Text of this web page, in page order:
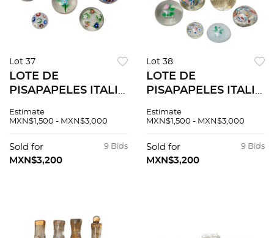
Lot 37
LOTE DE
PISAPAPELES ITALIA
Elaborados en cristal
millefiore Diseños
esféricos Medidas
Estimate
MXN$1,500 - MXN$3,000
9 Bids
Sold for
MXN$3,200
Lot 38
LOTE DE
PISAPAPELES ITALIA
Elaborados en cristal
millefiore Diseños
esféricos Medidas
Estimate
MXN$1,500 - MXN$3,000
9 Bids
Sold for
MXN$3,200